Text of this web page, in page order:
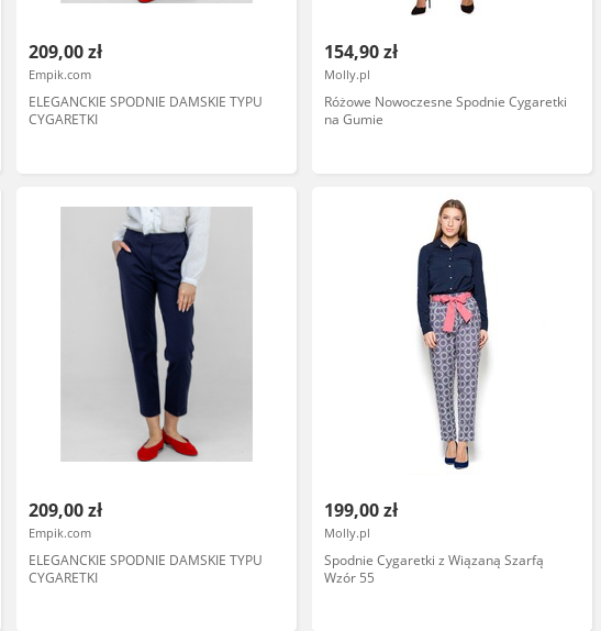
209,00 zł
Empik.com
ELEGANCKIE SPODNIE DAMSKIE TYPU
CYGARETKI
154,90 zł
Molly.pl
Różowe Nowoczesne Spodnie Cygaretki
na Gumie
209,00 zł
Empik.com
ELEGANCKIE SPODNIE DAMSKIE TYPU
CYGARETKI
199,00 zł
Molly.pl
Spodnie Cygaretki z Wiązaną Szarfą
Wzór 55